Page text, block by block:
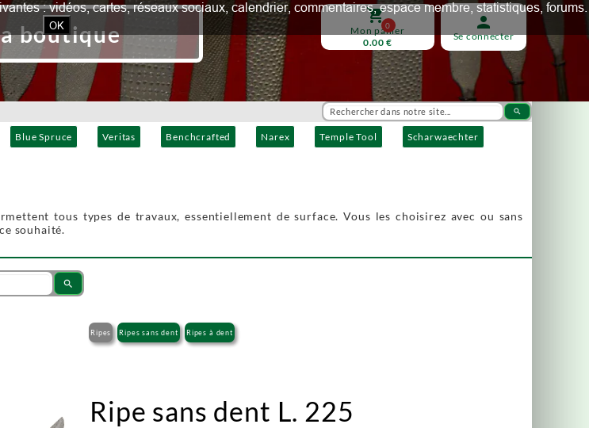
search
Blue Spruce Veritas Benchcrafted Narex Temple Tool
Scharwaechter
person
Se connecter
shopping_cart
0
Mon panier
0.00 €
boutique
tous types de travaux, essentiellement de surface. Vous les choisirez avec ou sans
souhaité.
search
Ripes Ripes sans dent Ripes à dent
Ripe sans dent L. 225
: vidéos, cartes, réseaux sociaux, calendrier, commentaires, espace membre, statistiques, forums.
OK